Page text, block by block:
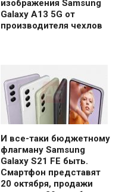
изображения Samsung
Galaxy A13 5G от
производителя чехлов
И все-таки бюджетному
флагману Samsung
Galaxy S21 FE быть.
Смартфон представят
20 октября, продажи